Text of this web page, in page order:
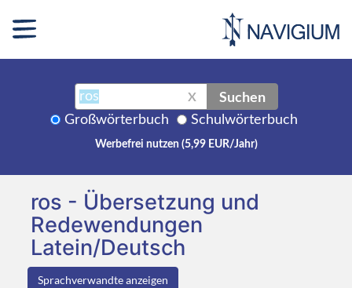
X Suchen
Großwörterbuch Schulwörterbuch
Werbefrei nutzen (5,99 EUR/Jahr)
ros - Übersetzung und
Redewendungen
Latein/Deutsch
Sprachverwandte anzeigen